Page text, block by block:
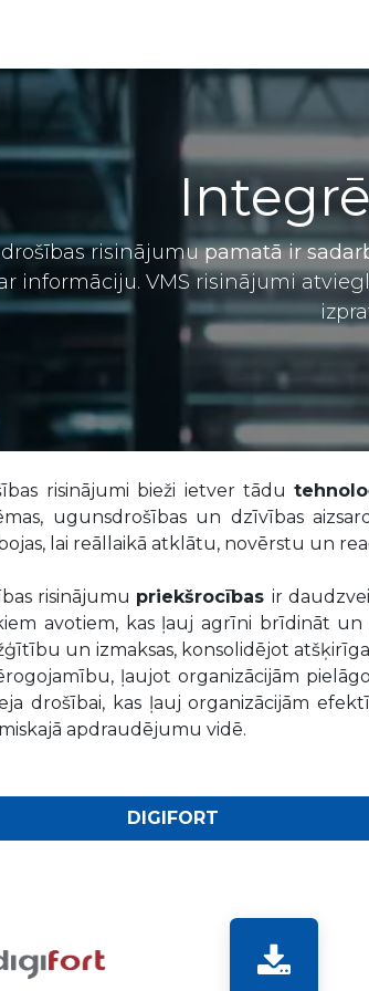
risinājumupamatā ir
informāciju. VMS risinājumi
risinājumi bieži ietver tādu
ugunsdrošības un dzīvības
lai reāllaikā atklātu, novērstu un
risinājumu priekšrocības ir
avotiem, kas ļauj agrīni brīdināt
un izmaksas, konsolidējot
ļaujot organizācijām
drošībai, kas ļauj organizācijām
apdraudējumu vidē.
DIGIFORT